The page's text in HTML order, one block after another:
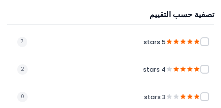
تصفية حسب التقييم
5 stars
7
4 stars
2
3 stars
0